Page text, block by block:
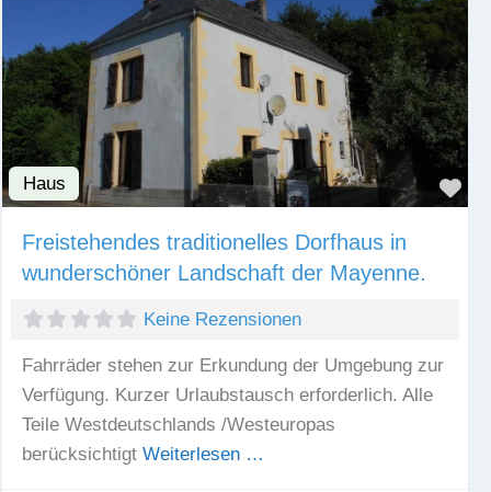
Haus
Freistehendes traditionelles Dorfhaus in
wunderschöner Landschaft der Mayenne.
Keine Rezensionen
Fahrräder stehen zur Erkundung der Umgebung zur
Verfügung. Kurzer Urlaubstausch erforderlich. Alle
Teile Westdeutschlands /Westeuropas
berücksichtigt Weiterlesen …